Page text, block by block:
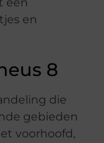
en
8
die
gebieden
voorhoofd,